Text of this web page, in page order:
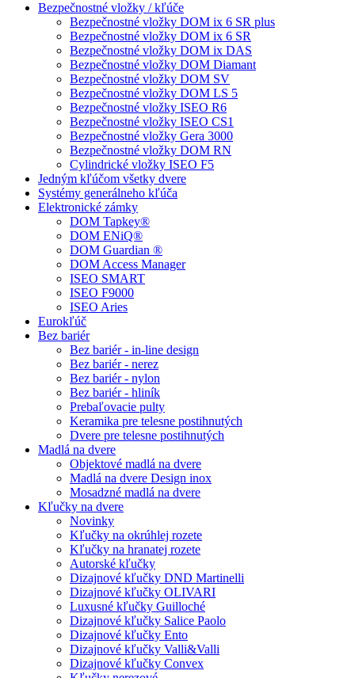
Bezpečnostné vložky / kľúče
Bezpečnostné vložky DOM ix 6 SR plus
Bezpečnostné vložky DOM ix 6 SR
Bezpečnostné vložky DOM ix DAS
Bezpečnostné vložky DOM Diamant
Bezpečnostné vložky DOM SV
Bezpečnostné vložky DOM LS 5
Bezpečnostné vložky ISEO R6
Bezpečnostné vložky ISEO CS1
Bezpečnostné vložky Gera 3000
Bezpečnostné vložky DOM RN
Cylindrické vložky ISEO F5
Jedným kľúčom všetky dvere
Systémy generálneho kľúča
Elektronické zámky
DOM Tapkey®
DOM ENiQ®
DOM Guardian ®
DOM Access Manager
ISEO SMART
ISEO F9000
ISEO Aries
Eurokľúč
Bez bariér
Bez bariér - in-line design
Bez bariér - nerez
Bez bariér - nylon
Bez bariér - hliník
Prebaľovacie pulty
Keramika pre telesne postihnutých
Dvere pre telesne postihnutých
Madlá na dvere
Objektové madlá na dvere
Madlá na dvere Design inox
Mosadzné madlá na dvere
Kľučky na dvere
Novinky
Kľučky na okrúhlej rozete
Kľučky na hranatej rozete
Autorské kľučky
Dizajnové kľučky DND Martinelli
Dizajnové kľučky OLIVARI
Luxusné kľučky Guilloché
Dizajnové kľučky Salice Paolo
Dizajnové kľučky Ento
Dizajnové kľučky Valli&Valli
Dizajnové kľučky Convex